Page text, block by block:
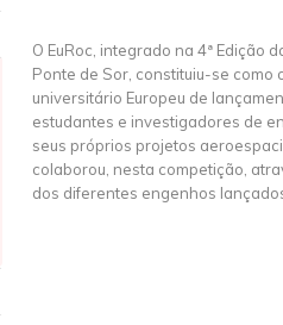
O EuRoc, integrado na 4ª Edição
Ponte de Sor, constituiu-se como
universitário Europeu de
estudantes e investigadores de
seus próprios projetos
colaborou, nesta competição,
dos diferentes engenhos